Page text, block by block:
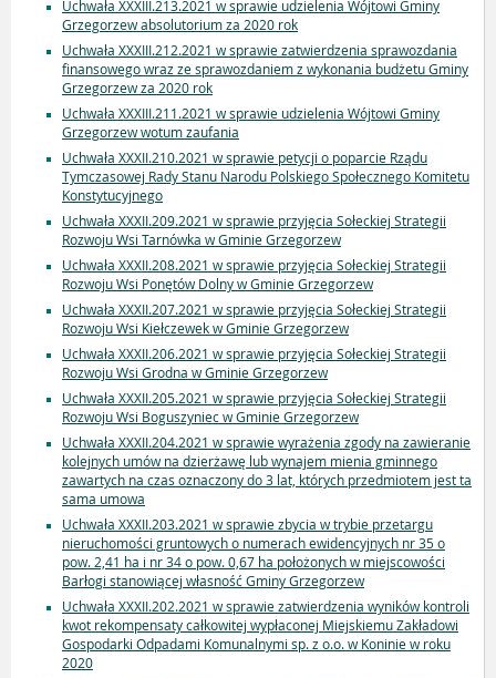
Uchwała XXXIII.213.2021 w sprawie udzielenia Wójtowi Gminy
Grzegorzew absolutorium za 2020 rok
Uchwała XXXIII.212.2021 w sprawie zatwierdzenia sprawozdania
finansowego wraz ze sprawozdaniem z wykonania budżetu Gminy
Grzegorzew za 2020 rok
Uchwała XXXIII.211.2021 w sprawie udzielenia Wójtowi Gminy
Grzegorzew wotum zaufania
Uchwała XXXII.210.2021 w sprawie petycji o poparcie Rządu
Tymczasowej Rady Stanu Narodu Polskiego Społecznego Komitetu
Konstytucyjnego
Uchwała XXXII.209.2021 w sprawie przyjęcia Sołeckiej Strategii
Rozwoju Wsi Tarnówka w Gminie Grzegorzew
Uchwała XXXII.208.2021 w sprawie przyjęcia Sołeckiej Strategii
Rozwoju Wsi Ponętów Dolny w Gminie Grzegorzew
Uchwała XXXII.207.2021 w sprawie przyjęcia Sołeckiej Strategii
Rozwoju Wsi Kiełczewek w Gminie Grzegorzew
Uchwała XXXII.206.2021 w sprawie przyjęcia Sołeckiej Strategii
Rozwoju Wsi Grodna w Gminie Grzegorzew
Uchwała XXXII.205.2021 w sprawie przyjęcia Sołeckiej Strategii
Rozwoju Wsi Boguszyniec w Gminie Grzegorzew
Uchwała XXXII.204.2021 w sprawie wyrażenia zgody na zawieranie
kolejnych umów na dzierżawę lub wynajem mienia gminnego
zawartych na czas oznaczony do 3 lat, których przedmiotem jest ta
sama umowa
Uchwała XXXII.203.2021 w sprawie zbycia w trybie przetargu
nieruchomości gruntowych o numerach ewidencyjnych nr 35 o
pow. 2,41 ha i nr 34 o pow. 0,67 ha położonych w miejscowości
Barłogi stanowiącej własność Gminy Grzegorzew
Uchwała XXXII.202.2021 w sprawie zatwierdzenia wyników kontroli
kwot rekompensaty całkowitej wypłaconej Miejskiemu Zakładowi
Gospodarki Odpadami Komunalnymi sp. z o.o. w Koninie w roku
2020